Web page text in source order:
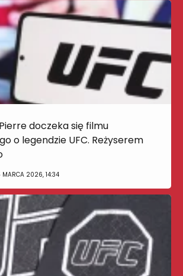
doczeka się filmu
o legendzie UFC. Reżyserem
2026, 14:34